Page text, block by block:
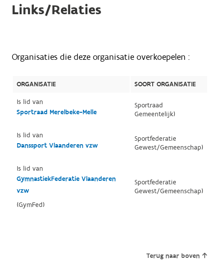
Links/Relaties
Organisaties die deze organisatie overkoepelen :
ORGANISATIE
SOORT ORGANISATIE
Is lid van
Sportraad Merelbeke-Melle
Sportraad
Gemeentelijk)
Is lid van
Danssport Vlaanderen vzw
Sportfederatie
Gewest/Gemeenschap)
Is lid van
GymnastiekFederatie Vlaanderen
vzw
(GymFed)
Sportfederatie
Gewest/Gemeenschap)
Terug naar boven